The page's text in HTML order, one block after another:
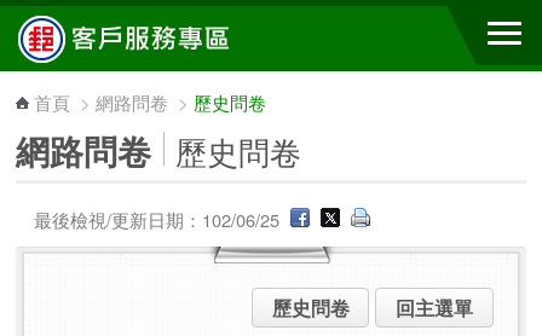
跳到主要內容區塊
首頁 >網路問卷 > 歷史問卷
網路問卷 歷史問卷
最後檢視/更新日期：102/06/25
歷史問卷 回主選單